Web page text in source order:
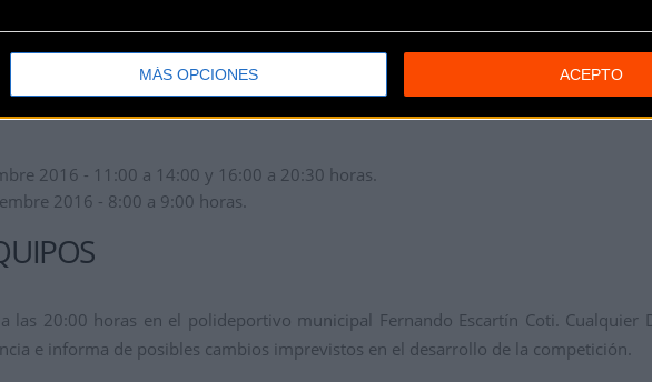
MÁS OPCIONES ACEPTO
ADMINISTRATIVAS Y RECOGIDA DE DORSALES
de la Conchada - 22630 - Biescas, Huesca):
2016 - 11:00 a 14:00 y 16:00 a 20:30 horas.
2016 - 8:00 a 9:00 horas.
las 20:00 horas en el polideportivo municipal Fernando Escartín Coti. Cualquier
e informa de posibles cambios imprevistos en el desarrollo de la competición.